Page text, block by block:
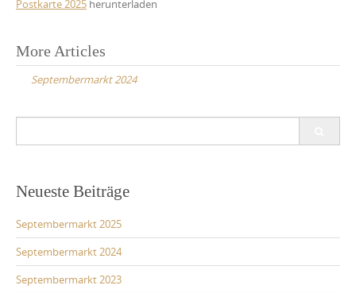
Postkarte 2025 herunterladen
Post
navigation
More Articles
Septembermarkt 2024
Neueste Beiträge
Septembermarkt 2025
Septembermarkt 2024
Septembermarkt 2023